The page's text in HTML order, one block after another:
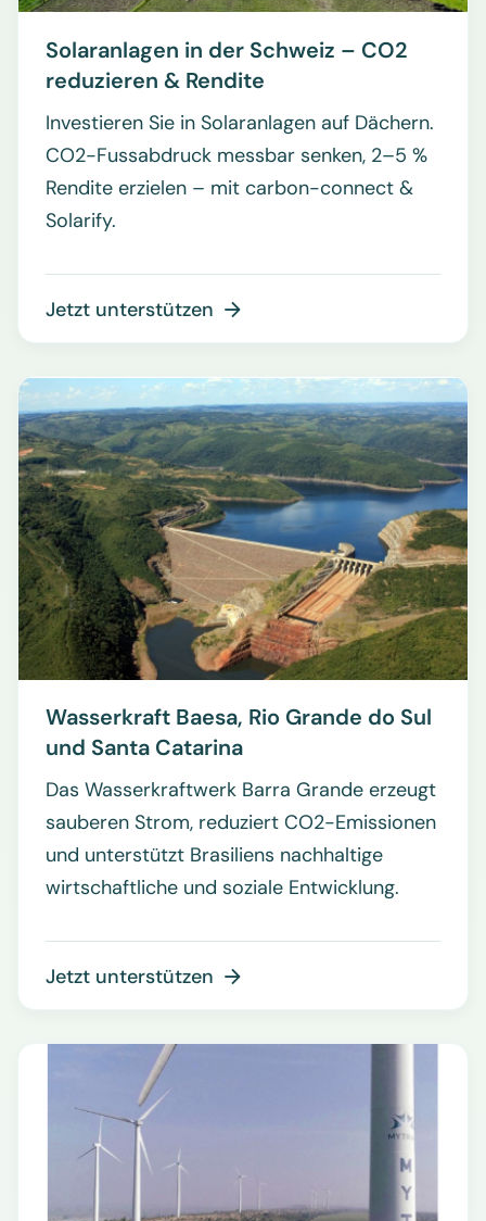
Solaranlagen in der Schweiz – CO2
reduzieren & Rendite
Investieren Sie in Solaranlagen auf Dächern.
CO2-Fussabdruck messbar senken, 2–5 %
Rendite erzielen – mit carbon-connect &
Solarify.
Jetzt unterstützen 
Wasserkraft Baesa, Rio Grande do Sul
und Santa Catarina
Das Wasserkraftwerk Barra Grande erzeugt
sauberen Strom, reduziert CO2-Emissionen
und unterstützt Brasiliens nachhaltige
wirtschaftliche und soziale Entwicklung.
Jetzt unterstützen 